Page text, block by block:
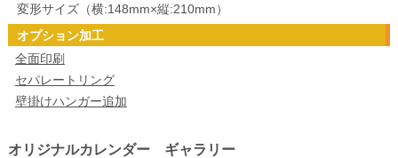
変形サイズ（横:148mm×縦:210mm）
オプション加工
全面印刷
セパレートリング
壁掛けハンガー追加
オリジナルカレンダー ギャラリー